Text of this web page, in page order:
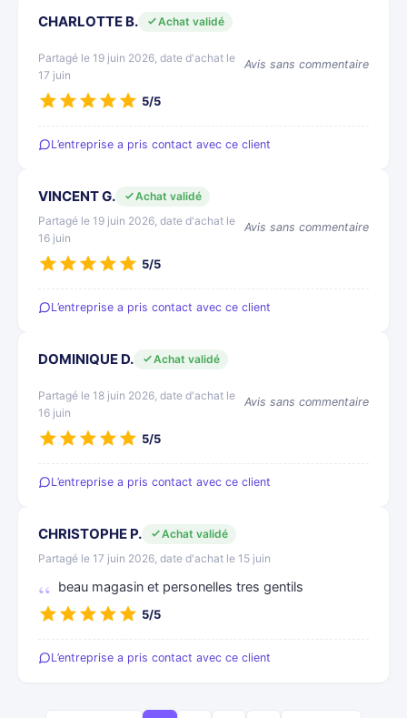
CHARLOTTE B. Achat validé
Partagé le 19 juin 2026, date d'achat le
17 juin
Avis sans commentaire
5/5
L’entreprise a pris contact avec ce client
VINCENT G.
Achat validé
Partagé le 19 juin 2026, date d'achat le
16 juin
Avis sans commentaire
5/5
L’entreprise a pris contact avec ce client
DOMINIQUE D. Achat validé
Partagé le 18 juin 2026, date d'achat le
16 juin
Avis sans commentaire
5/5
L’entreprise a pris contact avec ce client
CHRISTOPHE P.
Achat validé
Partagé le 17 juin 2026, date d'achat le 15 juin
beau magasin et personelles tres gentils
5/5
L’entreprise a pris contact avec ce client